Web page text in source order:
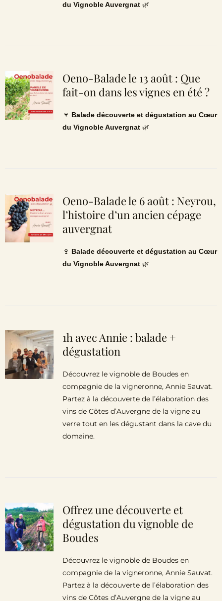
du Vignoble Auvergnat🌿
Oeno-Balade le 13 août : Que
fait-on dans les vignes en été ?
🍷 Balade découverte et dégustation au Cœur
du Vignoble Auvergnat🌿
Oeno-Balade le 6 août : Neyrou,
l’histoire d’un ancien cépage
auvergnat
🍷 Balade découverte et dégustation au Cœur
du Vignoble Auvergnat🌿
1h avec Annie : balade +
dégustation
Découvrez le vignoble de Boudes en
compagnie de la vigneronne, Annie Sauvat.
Partez à la découverte de l’élaboration des
vins de Côtes d’Auvergne de la vigne au
verre tout en les dégustant dans la cave du
domaine.
Offrez une découverte et
dégustation du vignoble de
Boudes
Découvrez le vignoble de Boudes en
compagnie de la vigneronne, Annie Sauvat.
Partez à la découverte de l’élaboration des
vins de Côtes d’Auvergne de la vigne au